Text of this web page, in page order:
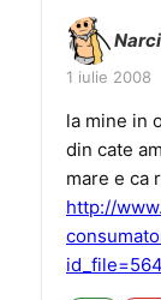
1 iulie 2008
la mine in
din cate
mare e ca
http://